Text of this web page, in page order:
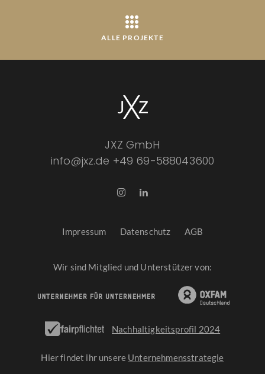
ALLE PROJEKTE
JXZ GmbH
info@jxz.de +49 69-588043600
Impressum Datenschutz AGB
Wir sind Mitglied und Unterstützer von:
Nachhaltigkeitsprofil 2024
Hier findet ihr unsere Unternehmensstrategie